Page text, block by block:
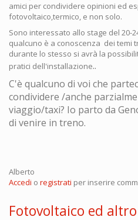
amici per condividere opinioni ed
fotovoltaico,termico, e non solo.
Sono interessato allo stage del 20-
qualcuno è a conoscenza dei temi
durante lo stesso si avrà la
pratici dell'installazione..
C'è qualcuno di voi che
condividere /anche
viaggio/taxi? Io parto da
di venire in treno.
Alberto
Accedi o registrati per inserire
Fotovoltaico ed altro